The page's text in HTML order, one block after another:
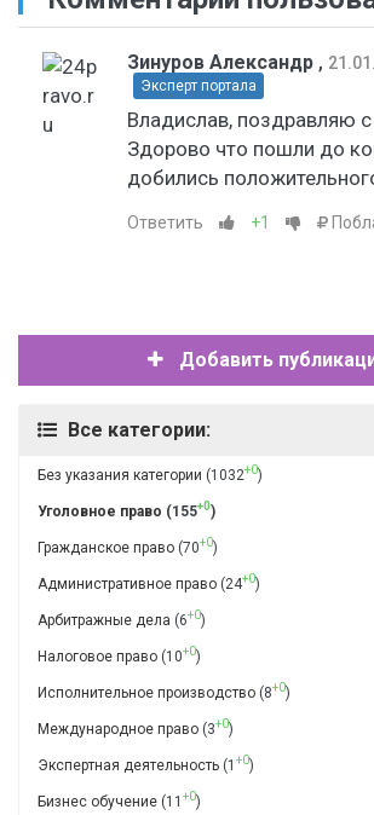
Зинуров Александр ,
Эксперт портала
Владислав, поздравляю
Здорово что пошли до
добились
Ответить +1
Добавить
Все категории:
Без указания категории (1032+0)
Уголовное право (155+0)
Гражданское право (70+0)
Административное право (24+0)
Арбитражные дела (6+0)
Налоговое право (10+0)
Исполнительное производство (8+0)
Международное право (3+0)
Экспертная деятельность (1 +0)
Бизнес обучение (11 +0)